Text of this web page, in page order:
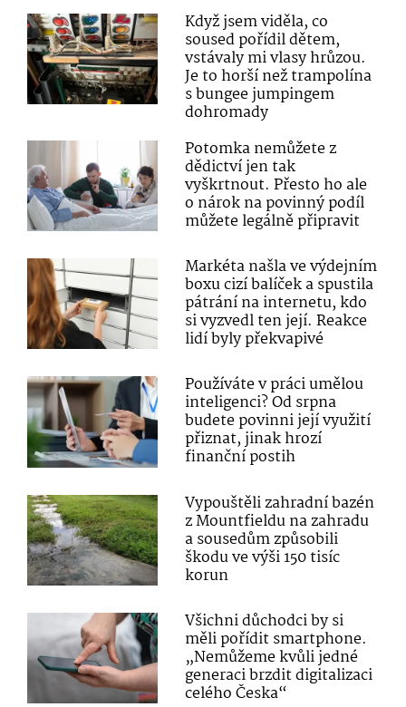
Když jsem viděla, co
soused pořídil dětem,
vstávaly mi vlasy hrůzou.
Je to horší než trampolína
s bungee jumpingem
dohromady
Potomka nemůžete z
dědictví jen tak
vyškrtnout. Přesto ho ale
o nárok na povinný podíl
můžete legálně připravit
Markéta našla ve výdejním
boxu cizí balíček a spustila
pátrání na internetu, kdo
si vyzvedl ten její. Reakce
lidí byly překvapivé
Používáte v práci umělou
inteligenci? Od srpna
budete povinni její využití
přiznat, jinak hrozí
finanční postih
Vypouštěli zahradní bazén
z Mountfieldu na zahradu
a sousedům způsobili
škodu ve výši 150 tisíc
korun
Všichni důchodci by si
měli pořídit smartphone.
„Nemůžeme kvůli jedné
generaci brzdit digitalizaci
celého Česka“